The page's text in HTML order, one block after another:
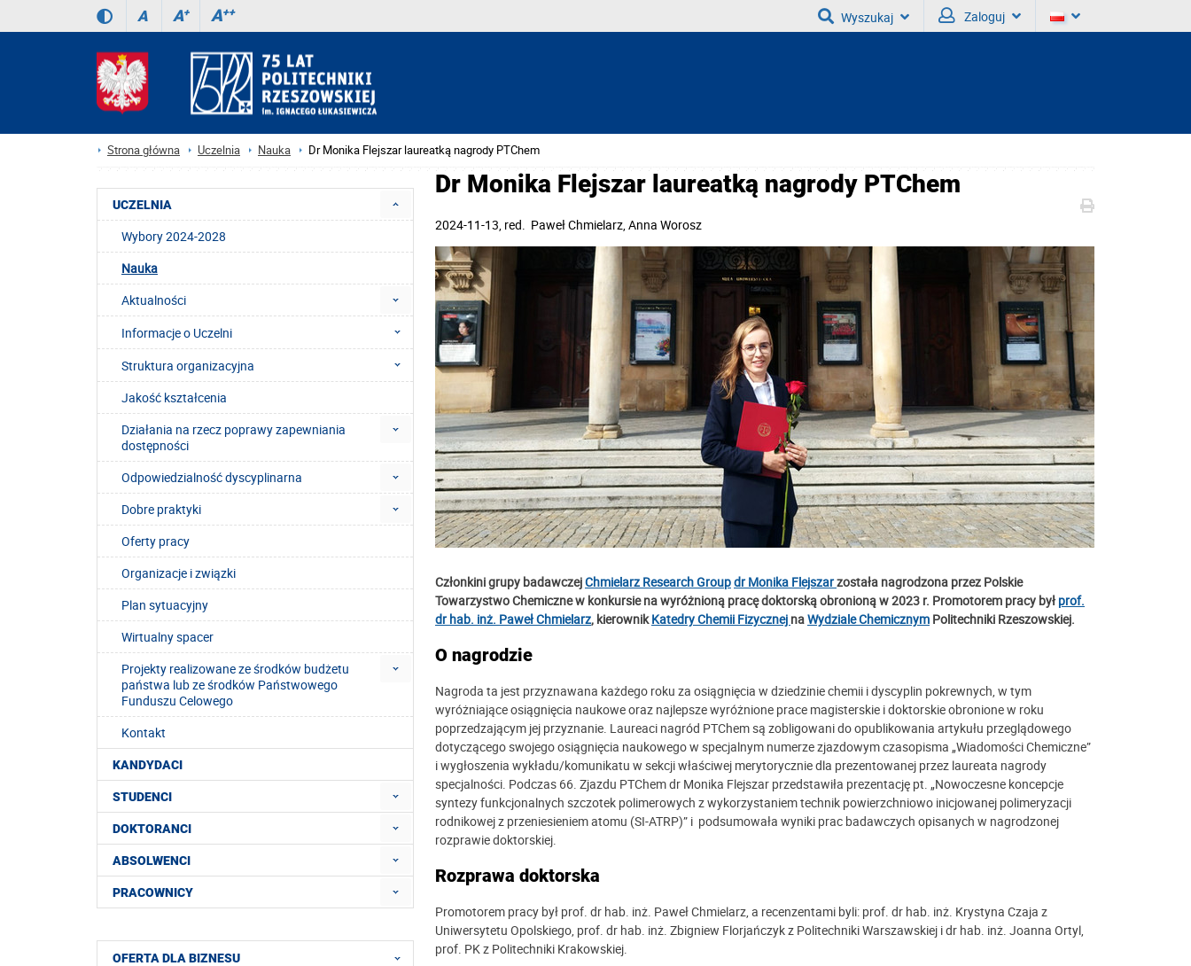
A A+ A++ Wyszukaj Zaloguj
Strona główna Uczelnia Nauka Dr Monika Flejszar laureatką nagrody PTChem
Dr Monika Flejszar laureatką nagrody PTChem
2024-11-13, red. Paweł Chmielarz, Anna Worosz
Członkini grupy badawczejChmielarz Research Groupdr Monika Flejszarzostała nagrodzona przez Polskie
Towarzystwo Chemiczne w konkursie na wyróżnioną pracę doktorską obronioną w 2023 r. Promotorem pracy byłprof.
dr hab. inż. Paweł Chmielarz, kierownikKatedry Chemii Fizycznej naWydziale Chemicznym Politechniki Rzeszowskiej.
O nagrodzie
Nagroda ta jest przyznawana każdego roku za osiągnięcia w dziedzinie chemii i dyscyplin pokrewnych, w tym
wyróżniające osiągnięcia naukowe oraz najlepsze wyróżnione prace magisterskie i doktorskie obronione w roku
poprzedzającym jej przyznanie. Laureaci nagród PTChem są zobligowani do opublikowania artykułu przeglądowego
dotyczącego swojego osiągnięcia naukowego w specjalnym numerze zjazdowym czasopisma „Wiadomości Chemiczne”
i wygłoszenia wykładu/komunikatu w sekcji właściwej merytorycznie dla prezentowanej przez laureata nagrody
specjalności. Podczas 66. Zjazdu PTChem dr Monika Flejszar przedstawiła prezentację pt. „Nowoczesne koncepcje
syntezy funkcjonalnych szczotek polimerowych z wykorzystaniem technik powierzchniowo inicjowanej polimeryzacji
rodnikowej z przeniesieniem atomu (SI-ATRP)” i podsumowała wyniki prac badawczych opisanych w nagrodzonej
rozprawie doktorskiej.
Rozprawa doktorska
Promotorem pracy był prof. dr hab. inż. Paweł Chmielarz, a recenzentami byli: prof. dr hab. inż. Krystyna Czaja z
Uniwersytetu Opolskiego, prof. dr hab. inż. Zbigniew Florjańczyk z Politechniki Warszawskiej i dr hab. inż. Joanna Ortyl,
prof. PK z Politechniki Krakowskiej.
UCZELNIA
Wybory 2024-2028
Nauka
Aktualności
Informacje o Uczelni
Struktura organizacyjna
Jakość kształcenia
Działania na rzecz poprawy zapewniania
dostępności
Odpowiedzialność dyscyplinarna
Dobre praktyki
Oferty pracy
Organizacje i związki
Plan sytuacyjny
Wirtualny spacer
Projekty realizowane ze środków budżetu
państwa lub ze środków Państwowego
Funduszu Celowego
Kontakt
KANDYDACI
STUDENCI
DOKTORANCI
ABSOLWENCI
PRACOWNICY
OFERTA DLA BIZNESU